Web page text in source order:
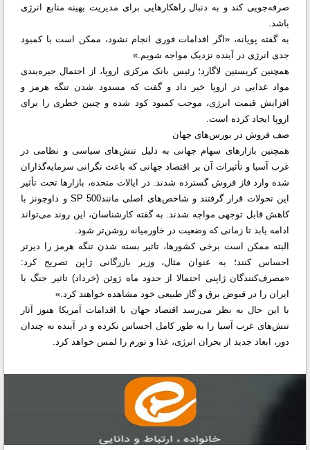
صرفه‌جویی کند و به دنبال راهکارهایی برای مدیریت بهینه منابع انرژی
باشد.
به گفته پویانه، «اگر اقدامات فوری انجام نشود، ممکن است با کمبود
جدی انرژی در آینده نزدیک مواجه شویم.»
همچنین کریستین لاگارد؛ رئیس بانک مرکزی اروپا، از احتمال جیره‌بندی
مواد غذایی در اروپا خبر داد و گفت که مسدود شدن تنگه هرمز و
افزایش قیمت انرژی، موجب کمبود کود شده و چنین خطری را برای
اروپا ایجاد کرده است.
صف فروش در بورس‌های جهان
همچنین بازارهای سهام جهانی به دلیل تنش‌های سیاسی و نظامی در
غرب آسیا و تأثیرات آن بر اقتصاد جهانی که باعث نگرانی سرمایه‌گذاران
شده وارد فاز فروش گسترده شدند. در ایالات متحده، بازارها تحت تأثیر
این تحولات قرار گرفتند و شاخص‌های اصلی مانندSP 500 و داوجونز با
کاهش قابل توجهی مواجه شدند. به گفته کارشناسان، این روند می‌تواند
ادامه یابد تا زمانی که وضعیت در خاورمیانه ‌روشن‌تر شود.
البته ممکن است برخی کشورها، تاثیر بسته شدن تنگه هرمز را دیرتر
احساس کنند؛ به عنوان مثال، وزیر بازرگانی ژاپن تصریح کرد:
«مصرف‌کنندگان ژاپنی احتمالا از حدود ماه ژوئن (خرداد) تاثیر جنگ با
ایران را در قبوض برق و گاز طبیعی خود مشاهده خواهند کرد.»
با این حال به نظر می‌رسد اقتصاد جهان با اقدامات آمریکا هنوز آثار
تنش‌های غرب آسیا را به طور کامل احساس نکرده و در آینده نه چندان
دور، ابعاد جدید از بحران انرژی، غذا و تورم را لمس خواهد کرد.